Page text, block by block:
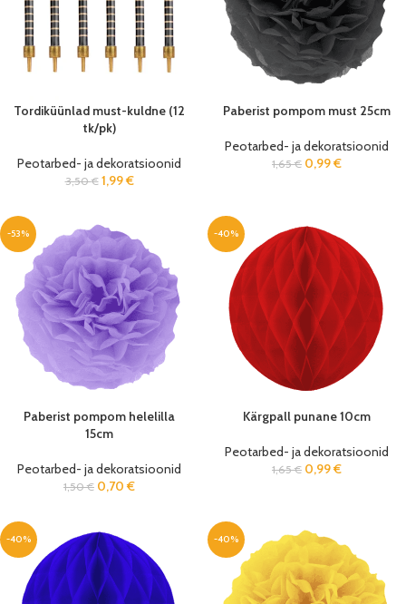
Tordiküünlad must-kuldne (12
tk/pk)
Peotarbed- ja dekoratsioonid
3,50€ 1,99€
Paberist pompom must 25cm
Peotarbed- ja dekoratsioonid
1,65€ 0,99€
-53%
Paberist pompom helelilla
15cm
Peotarbed- ja dekoratsioonid
1,50€ 0,70 €
-40%
Kärgpall punane 10cm
Peotarbed- ja dekoratsioonid
1,65€ 0,99€
-40% -40%